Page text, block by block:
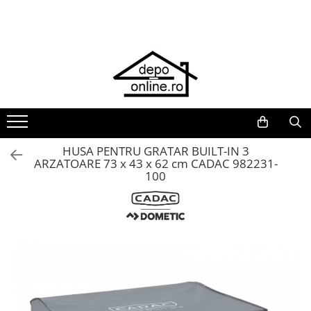
Grătare barbeque din fontă
România
Grătare tehnice din fontă România
Vase de gătit din fontă România
Grătare din inox
HUSA PENTRU GRATAR BUILT-IN 3
ARZATOARE 73 x 43 x 62 cm CADAC 982231-
100